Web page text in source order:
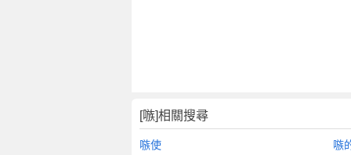
[嗾]相關搜尋
嗾使 嗾